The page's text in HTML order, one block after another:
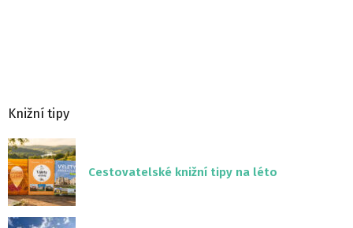
Knižní tipy
Cestovatelské knižní tipy na léto